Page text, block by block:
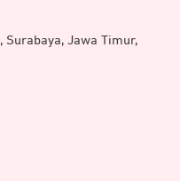
Surabaya, Jawa Timur,